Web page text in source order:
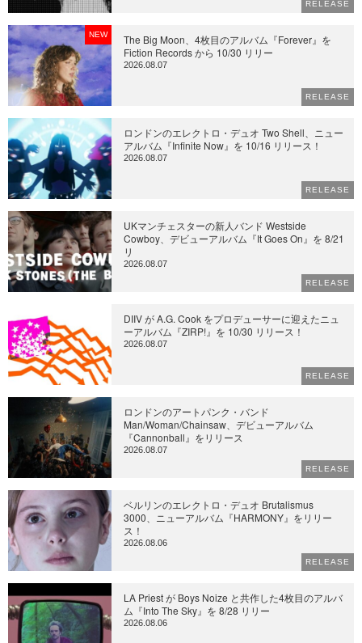
RELEASE
NEW
The Big Moon、4枚目のアルバム『Forever』を
Fiction Records から 10/30 リリー
2026.08.07
RELEASE
ロンドンのエレクトロ・デュオ Two Shell、ニュー
アルバム『Infinite Now』を 10/16 リリース！
2026.08.07
RELEASE
UKマンチェスターの新人バンド Westside
Cowboy、デビューアルバム『It Goes On』を 8/21
リ
2026.08.07
RELEASE
DIIV が A.G. Cook をプロデューサーに迎えたニュ
ーアルバム『ZIRP!』を 10/30 リリース！
2026.08.07
RELEASE
ロンドンのアートパンク・バンド
Man/Woman/Chainsaw、デビューアルバム
『Cannonball』をリリース
2026.08.07
RELEASE
ベルリンのエレクトロ・デュオ Brutalismus
3000、ニューアルバム『HARMONY』をリリー
ス！
2026.08.06
RELEASE
LA Priest が Boys Noize と共作した4枚目のアルバ
ム『Into The Sky』を 8/28 リリー
2026.08.06